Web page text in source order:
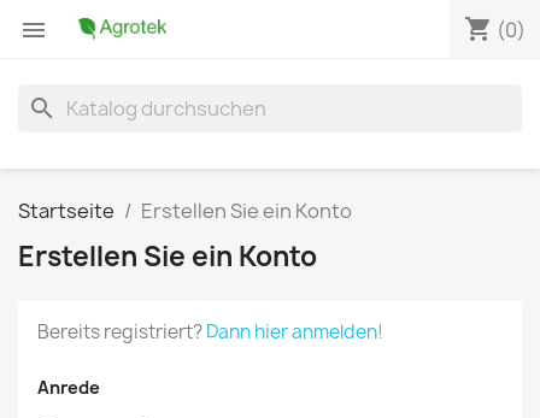
 shopping_cart (0)
search
Startseite Erstellen Sie ein Konto
Erstellen Sie ein Konto
Bereits registriert?Dann hier anmelden!
Anrede